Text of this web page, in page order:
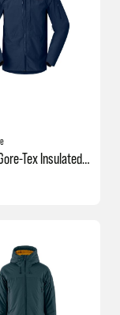
Lofoten Gore-Tex Insulated Jacket M's